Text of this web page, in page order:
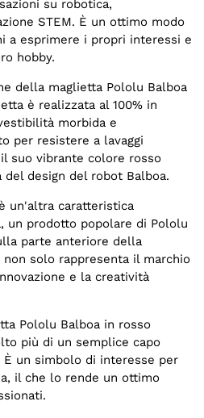
su robotica,
STEM. È un ottimo modo
a esprimere i propri interessi e
hobby.
della maglietta Pololu Balboa
è realizzata al 100% in
morbida e
per resistere a lavaggi
suo vibrante colore rosso
design del robot Balboa.
un'altra caratteristica
un prodotto popolare di Pololu
parte anteriore della
solo rappresenta il marchio
e la creatività
Pololu Balboa in rosso
più di un semplice capo
un simbolo di interesse per
il che lo rende un ottimo